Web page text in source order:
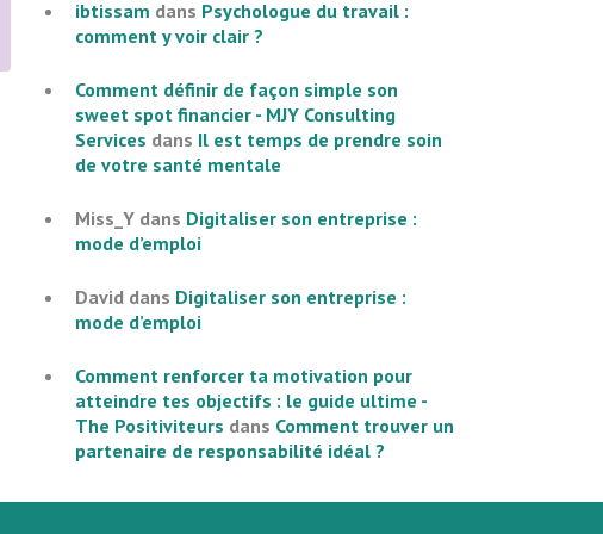
ibtissam dans Psychologue du travail :
comment y voir clair ?
Comment définir de façon simple son
sweet spot financier - MJY Consulting
Services dans Il est temps de prendre soin
de votre santé mentale
Miss_Y dans Digitaliser son entreprise :
mode d’emploi
David dans Digitaliser son entreprise :
mode d’emploi
Comment renforcer ta motivation pour
atteindre tes objectifs : le guide ultime -
The Positiviteurs dans Comment trouver un
partenaire de responsabilité idéal ?